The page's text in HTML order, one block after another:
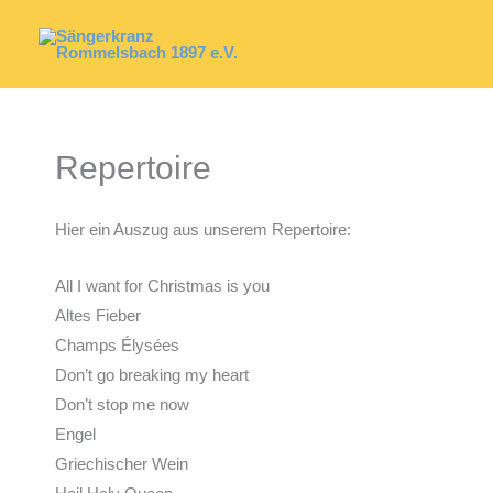
Inhalt
Repertoire
Hier ein Auszug aus unserem Repertoire:
All I want for Christmas is you
Altes Fieber
Champs Élysées
Don’t go breaking my heart
Don’t stop me now
Engel
Griechischer Wein